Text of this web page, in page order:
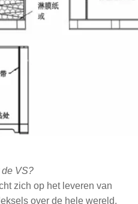
de VS?
zich op het leveren van
over de hele wereld.